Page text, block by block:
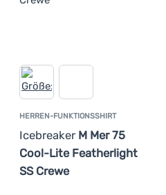
HERREN-FUNKTIONSSHIRT
Icebreaker M Mer 75
Cool-Lite Featherlight
SS Crewe